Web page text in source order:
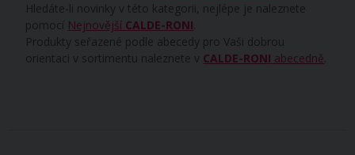
Hledáte-li novinky v této kategorii, nejlépe je naleznete
pomocí Nejnovější CALDE-RONI
Produkty seřazené podle abecedy pro Vaši dobrou
orientaci v sortimentu naleznete v CALDE-RONI abecedně